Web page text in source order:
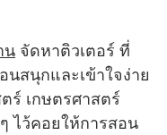
น จัดหาติวเตอร์ ที่
นสนุกและเข้าใจง่าย
ร์ เกษตรศาสตร์
ไว้คอยให้การสอน